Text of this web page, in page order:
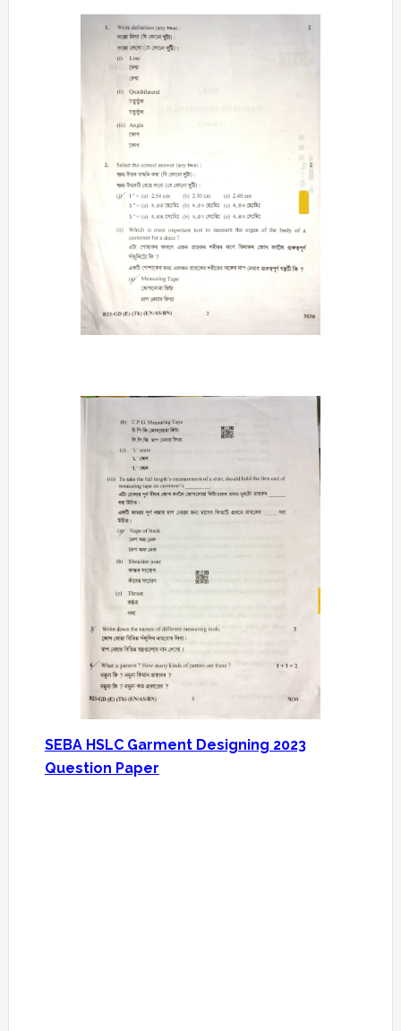
SEBA HSLC Garment Designing 2023
Question Paper